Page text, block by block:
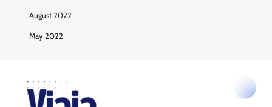
August 2022
May 2022